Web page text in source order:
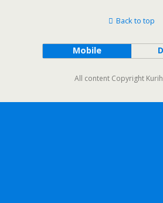
Back to top
Mobile
All content Copyright